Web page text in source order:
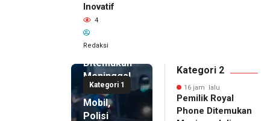
Inovatif
4
Redaksi
Kategori 1
16 jam lalu
Pemilik
Royal
Phone
Ditemukan
Meninggal
di Dalam
Mobil,
Polisi
Kategori 2
16 jam lalu
Pemilik Royal
Phone Ditemukan